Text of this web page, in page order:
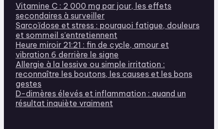
Vitamine C : 2 000 mg par jour, les effets
secondaires à surveiller
Sarcoïdose et stress : pourquoi fatigue, douleurs
et sommeil s’entretiennent
Heure miroir 21:21 : fin de cycle, amour et
vibration 6 derrière le signe
Allergie à la lessive ou simple irritation :
reconnaître les boutons, les causes et les bons
gestes
D-dimères élevés et inflammation : quand un
résultat inquiète vraiment